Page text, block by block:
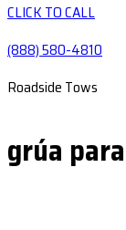
CLICK TO CALL
(888) 580-4810
Roadside Tows
grúa